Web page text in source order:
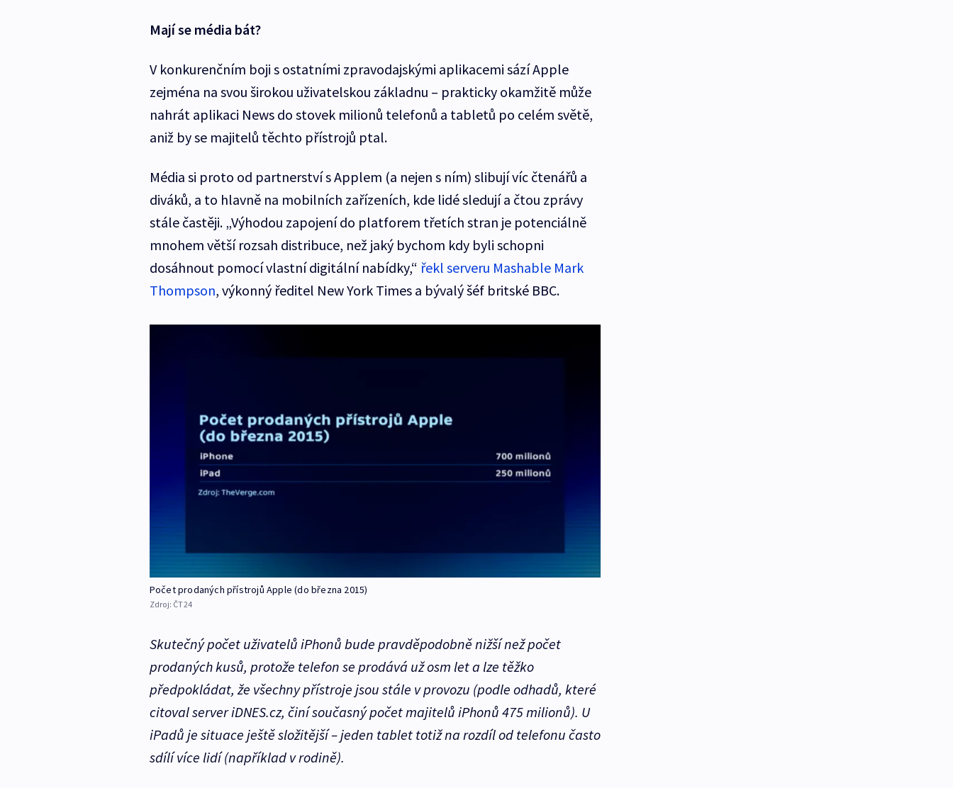
Mají se média bát?
V konkurenčním boji s ostatními zpravodajskými aplikacemi sází Apple
zejména na svou širokou uživatelskou základnu – prakticky okamžitě může
nahrát aplikaci News do stovek milionů telefonů a tabletů po celém světě,
aniž by se majitelů těchto přístrojů ptal.
Média si proto od partnerství s Applem (a nejen s ním) slibují víc čtenářů a
diváků, a to hlavně na mobilních zařízeních, kde lidé sledují a čtou zprávy
stále častěji. „Výhodou zapojení do platforem třetích stran je potenciálně
mnohem větší rozsah distribuce, než jaký bychom kdy byli schopni
dosáhnout pomocí vlastní digitální nabídky,“ řekl serveru Mashable Mark
Thompson, výkonný ředitel New York Times a bývalý šéf britské BBC.
Počet prodaných přístrojů Apple (do března 2015)
Zdroj: ČT24
Skutečný počet uživatelů iPhonů bude pravděpodobně nižší než počet
prodaných kusů, protože telefon se prodává už osm let a lze těžko
předpokládat, že všechny přístroje jsou stále v provozu (podle odhadů, které
citoval server iDNES.cz, činí současný počet majitelů iPhonů 475 milionů). U
iPadů je situace ještě složitější – jeden tablet totiž na rozdíl od telefonu často
sdílí více lidí (například v rodině).